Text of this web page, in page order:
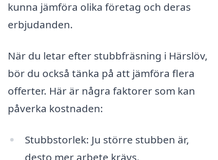
kunna jämföra olika företag och deras
erbjudanden.
När du letar efter stubbfräsning i Härslöv,
bör du också tänka på att jämföra flera
offerter. Här är några faktorer som kan
påverka kostnaden:
Stubbstorlek: Ju större stubben är,
desto mer arbete krävs.